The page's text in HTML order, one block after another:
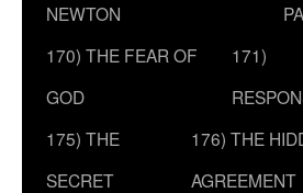
NEWTON
170) THE FEAR OF
GOD
171)
175) THE
SECRET
176) THE
AGREEMENT